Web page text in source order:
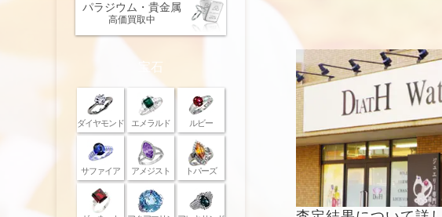
パラジウム・貴金属
高価買取中
宝石
ダイヤモンド エメラルド ルビー
サファイア アメジスト トパーズ